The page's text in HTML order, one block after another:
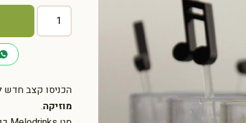
הכניסו קצב
מוזיקה.
כמות
של
מקלות